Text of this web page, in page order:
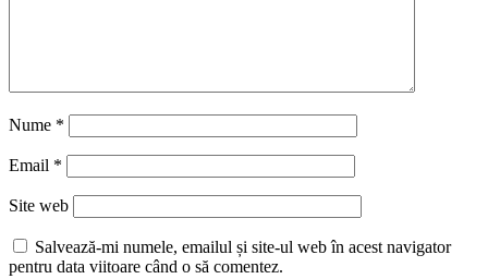
Nume *
Email *
Site web
Salvează-mi numele, emailul și site-ul web în acest navigator
pentru data viitoare când o să comentez.